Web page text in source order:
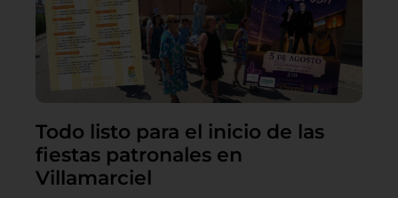
Todo listo para el inicio de las
fiestas patronales en
Villamarciel